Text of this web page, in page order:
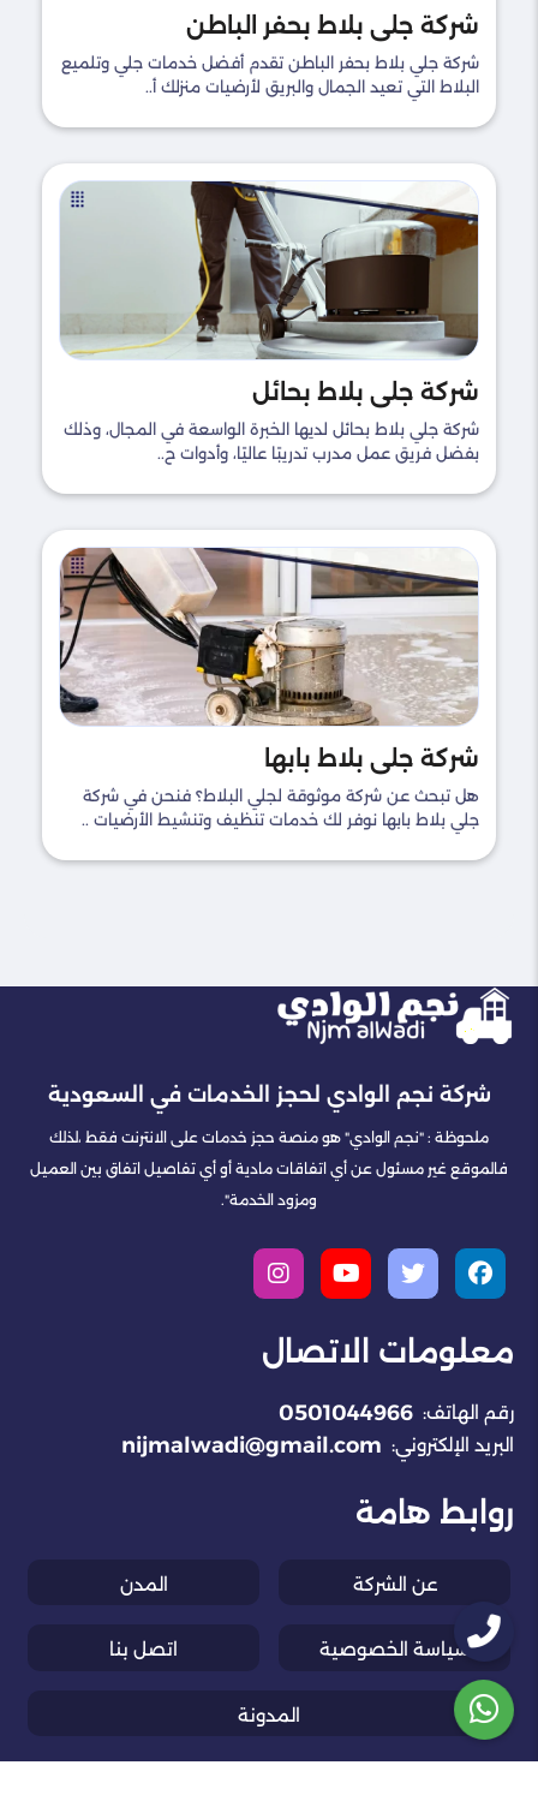
شركة جلي بلاط بحفر الباطن
شركة جلي بلاط بحفر الباطن تقدم أفضل خدمات جلي وتلميع
البلاط التي تعيد الجمال والبريق لأرضيات منزلك أ..
شركة جلي بلاط بحائل
شركة جلي بلاط بحائل لديها الخبرة الواسعة في المجال، وذلك
بفضل فريق عمل مدرب تدريبًا عاليًا، وأدوات ح..
شركة جلي بلاط بابها
هل تبحث عن شركة موثوقة لجلي البلاط؟ فنحن في شركة
جلي بلاط بابها نوفر لك خدمات تنظيف وتنشيط الأرضيات ..
شركة نجم الوادي لحجز الخدمات في السعودية
ملحوظة : "نجم الوادي" هو منصة حجز خدمات على الانترنت فقط ،لذلك
فالموقع غير مسئول عن أي اتفاقات مادية أو أي تفاصيل اتفاق بين العميل
ومزود الخدمة".
معلومات الاتصال
رقم الهاتف: 0501044966
البريد الإلكتروني: nijmalwadi@gmail.com
روابط هامة
عن الشركة المدن
سياسة الخصوصية اتصل بنا
المدونة